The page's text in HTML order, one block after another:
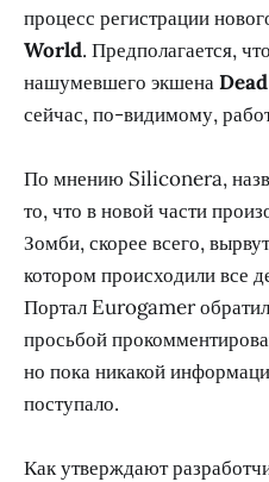
процесс регистрации
World. Предполагается,
нашумевшего экшена
сейчас, по-видимому,
По мнению Siliconera,
то, что в новой части
Зомби, скорее всего,
котором происходили все
Портал Eurogamer
просьбой
но пока никакой
поступало.
Как утверждают